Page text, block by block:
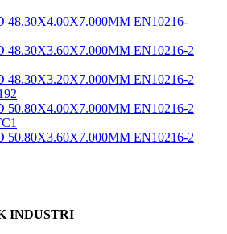
48.30X4.00X7.000MM EN10216-
48.30X3.60X7.000MM EN10216-2
48.30X3.20X7.000MM EN10216-2
50.80X4.00X7.000MM EN10216-2
50.80X3.60X7.000MM EN10216-2
INDUSTRI